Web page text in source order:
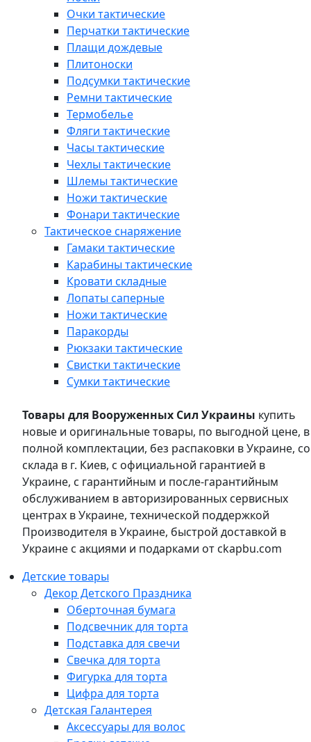
Очки тактические
Перчатки тактические
Плащи дождевые
Плитоноски
Подсумки тактические
Ремни тактические
Термобелье
Фляги тактические
Часы тактические
Чехлы тактические
Шлемы тактические
Ножи тактические
Фонари тактические
Тактическое снаряжение
Гамаки тактические
Карабины тактические
Кровати складные
Лопаты саперные
Ножи тактические
Паракорды
Рюкзаки тактические
Свистки тактические
Сумки тактические
Товары для Вооруженных Сил Украины купить
новые и оригинальные товары, по выгодной цене, в
полной комплектации, без распаковки в Украине, со
склада в г. Киев, с официальной гарантией в
Украине, с гарантийным и после-гарантийным
обслуживанием в авторизированных сервисных
центрах в Украине, технической поддержкой
Производителя в Украине, быстрой доставкой в
Украине с акциями и подарками от ckapbu.com
Детские товары
Декор Детского Праздника
Оберточная бумага
Подсвечник для торта
Подставка для свечи
Свечка для торта
Фигурка для торта
Цифра для торта
Детская Галантерея
Аксессуары для волос